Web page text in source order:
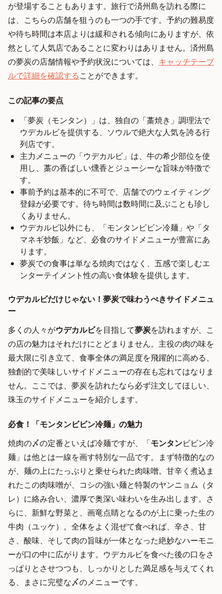
が登場することもあります。旅行で済州島を訪れる際に
は、こちらの店舗を狙うのも一つの手です。予約の難易度
や待ち時間は本店よりは緩和される傾向にありますが、依
然として人気店であることに変わりはありません。済州島
の夢炭の店舗情報や予約状況については、 キャッチテーブ
ルで詳細を確認することができます。
この記事の要点
「夢炭（モンタン）」は、独自の「藁焼き」調理法で
ウデカルビを提供する、ソウルで絶大な人気を誇る行
列店です。
主力メニューの「ウデカルビ」は、牛の希少部位を使
用し、藁の香ばしい燻香とジューシーな旨味が特徴で
す。
事前予約は基本的に不可で、店舗でのウェイティング
登録が必要です。待ち時間は数時間に及ぶことも珍し
くありません。
ウデカルビ以外にも、「モンタンビビン冷麺」や「タ
マネギ炒飯」など、必食のサイドメニューが豊富にあ
ります。
夢炭での食事は単なる焼肉ではなく、五感で楽しむエ
ンターテイメント性の高い食体験を提供します。
ウデカルビだけじゃない！夢炭で味わうべきサイドメニュ
ー
多くの人々がウデカルビを目指して夢炭を訪れますが、こ
の店の魅力はそれだけにとどまりません。主役の肉の味を
最大限に引き立て、食事全体の満足度を飛躍的に高める、
独創的で美味しいサイドメニューの存在も忘れてはなりま
せん。ここでは、夢炭を訪れたなら必ず注文してほしい、
珠玉のサイドメニューを紹介します。
必食！「モンタンビビン冷麺」の魅力
焼肉の〆の定番といえば冷麺ですが、「モンタンビビン冷
麺」は他とは一線を画す特別な一品です。まず特徴的なの
が、麺の上にたっぷりと乗せられた肉味噌。甘辛く煮込ま
れたこの肉味噌が、コシの強い麺と特製のヤンニョム（タ
レ）に絡み合い、濃厚で奥深い味わいを生み出します。さ
らに、新鮮な野菜と、画竜点睛となるのが上に乗った生の
牛肉（ユッケ）。全体をよく混ぜて食べれば、辛さ、甘
さ、酸味、そして肉の旨味が一体となった絶妙なハーモニ
ーが口の中に広がります。ウデカルビを食べた後の口をさ
っぱりとさせつつも、しっかりとした満足感を与えてくれ
る、まさに完璧な〆のメニューです。